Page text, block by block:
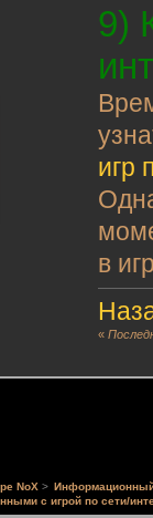
9)
игр
в
«
NoX >
с игрой по сети/